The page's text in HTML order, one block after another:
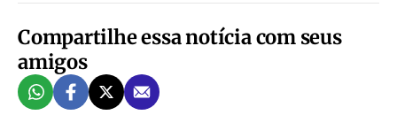
Compartilhe essa notícia com seus
amigos